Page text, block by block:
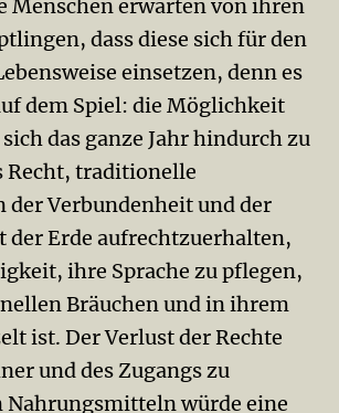
Menschen erwarten von ihren
dass diese sich für den
einsetzen, denn es
dem Spiel: die Möglichkeit
das ganze Jahr hindurch zu
Recht, traditionelle
der Verbundenheit und der
der Erde aufrechtzuerhalten,
ihre Sprache zu pflegen,
Bräuchen und in ihrem
ist. Der Verlust der Rechte
und des Zugangs zu
würde eine